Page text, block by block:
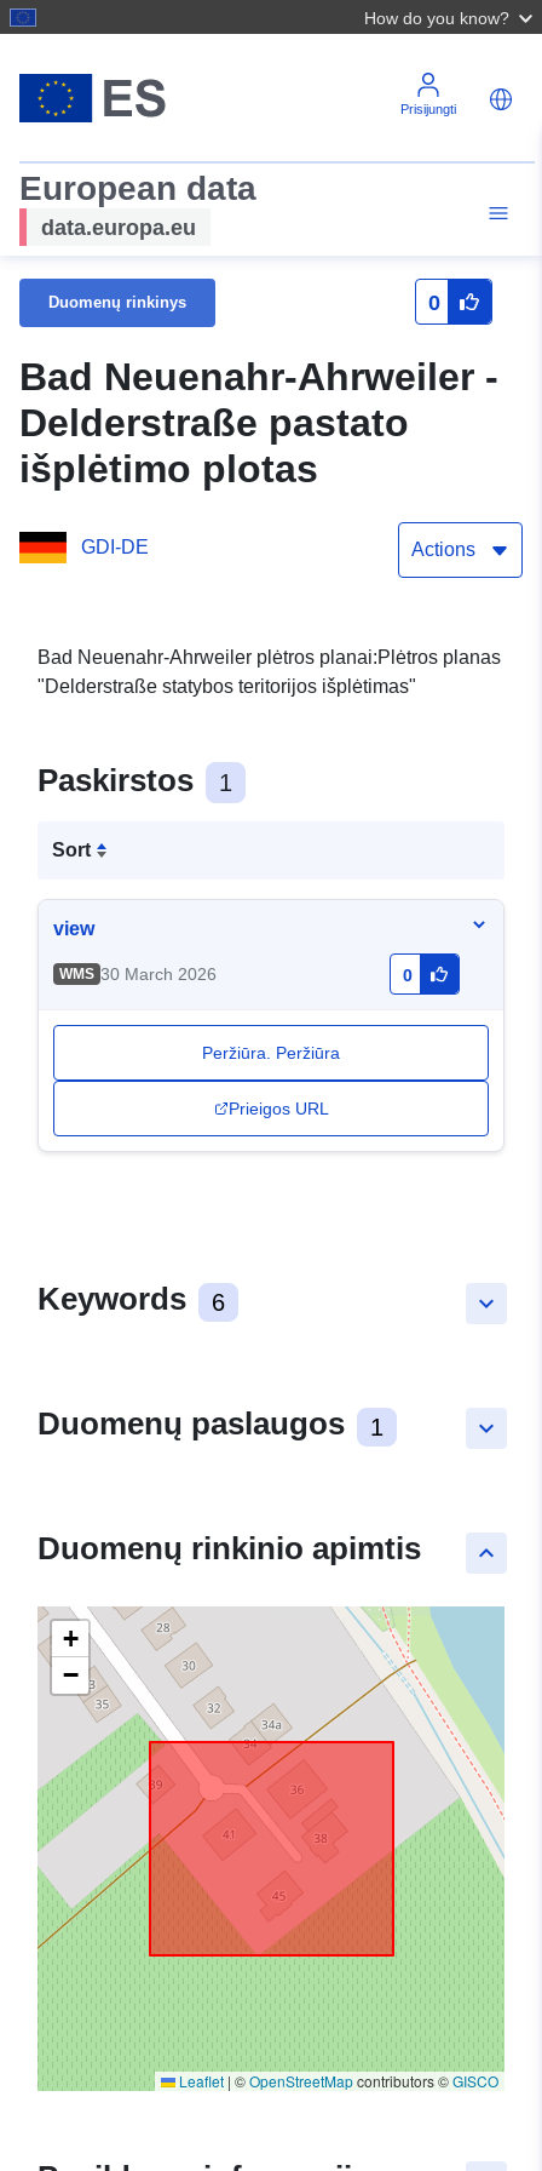
How do you know?
Prisijungti
European data
data.europa.eu
Duomenų rinkinys 0
Bad Neuenahr-Ahrweiler -
Delderstraße pastato
išplėtimo plotas
GDI-DE Actions
Bad Neuenahr-Ahrweiler plėtros planai:Plėtros planas
"Delderstraße statybos teritorijos išplėtimas"
Paskirstos 1
Sort
view
WMS 30 March 2026 0
Peržiūra. Peržiūra
Prieigos URL
keyboard_arrow_down
Keywords 6
keyboard_arrow_down
Duomenų paslaugos 1
keyboard_arrow_up
Duomenų rinkinio apimtis
+
−
Leaflet | ©OpenStreetMapcontributors ©GISCO